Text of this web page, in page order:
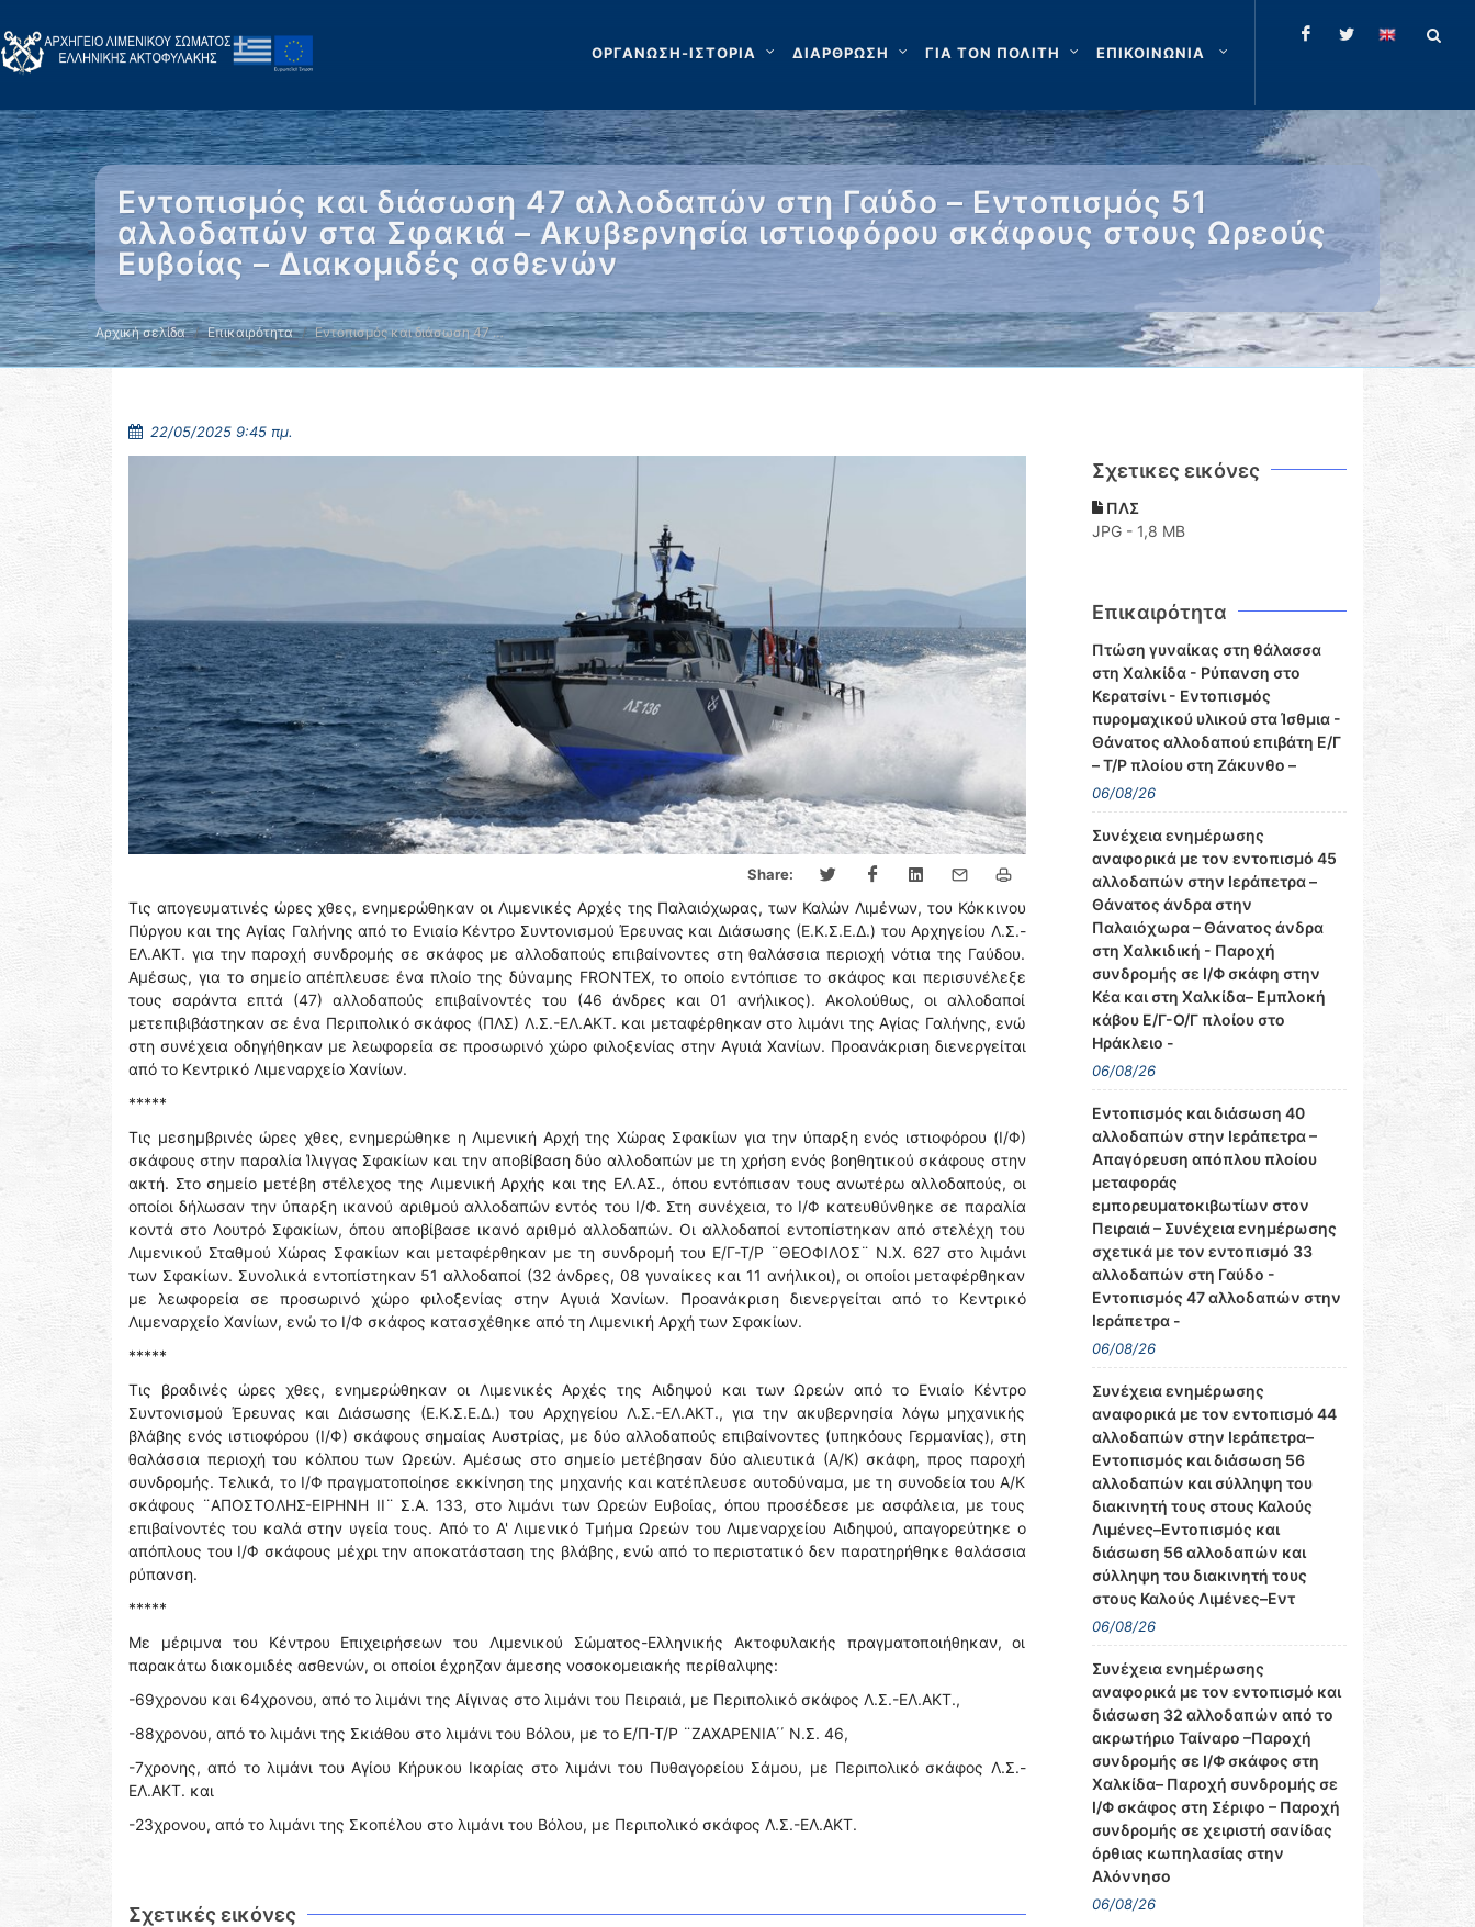
ΟΡΓΑΝΩΣΗ-ΙΣΤΟΡΙΑ ΔΙΑΡΘΡΩΣΗ ΓΙΑ ΤΟΝ ΠΟΛΙΤΗ ΕΠΙΚΟΙΝΩΝΙΑ
Εντοπισμός και διάσωση 47 αλλοδαπών στη Γαύδο – Εντοπισμός 51
αλλοδαπών στα Σφακιά – Ακυβερνησία ιστιοφόρου σκάφους στους Ωρεούς
Ευβοίας – Διακομιδές ασθενών
Αρχική σελίδα Επικαιρότητα Εντοπισμός και διάσωση 47 …
22/05/2025 9:45 πμ.
Share:
Τις απογευματινές ώρες χθες, ενημερώθηκαν οι Λιμενικές Αρχές της Παλαιόχωρας, των Καλών Λιμένων, του Κόκκινου
Πύργου και της Αγίας Γαλήνης από το Ενιαίο Κέντρο Συντονισμού Έρευνας και Διάσωσης (Ε.Κ.Σ.Ε.Δ.) του Αρχηγείου Λ.Σ.-
ΕΛ.ΑΚΤ. για την παροχή συνδρομής σε σκάφος με αλλοδαπούς επιβαίνοντες στη θαλάσσια περιοχή νότια της Γαύδου.
Αμέσως, για το σημείο απέπλευσε ένα πλοίο της δύναμης FRONTEX, το οποίο εντόπισε το σκάφος και περισυνέλεξε
τους σαράντα επτά (47) αλλοδαπούς επιβαίνοντές του (46 άνδρες και 01 ανήλικος). Ακολούθως, οι αλλοδαποί
μετεπιβιβάστηκαν σε ένα Περιπολικό σκάφος (ΠΛΣ) Λ.Σ.-ΕΛ.ΑΚΤ. και μεταφέρθηκαν στο λιμάνι της Αγίας Γαλήνης, ενώ
στη συνέχεια οδηγήθηκαν με λεωφορεία σε προσωρινό χώρο φιλοξενίας στην Αγυιά Χανίων. Προανάκριση διενεργείται
από το Κεντρικό Λιμεναρχείο Χανίων.
*****
Τις μεσημβρινές ώρες χθες, ενημερώθηκε η Λιμενική Αρχή της Χώρας Σφακίων για την ύπαρξη ενός ιστιοφόρου (Ι/Φ)
σκάφους στην παραλία Ίλιγγας Σφακίων και την αποβίβαση δύο αλλοδαπών με τη χρήση ενός βοηθητικού σκάφους στην
ακτή. Στο σημείο μετέβη στέλεχος της Λιμενική Αρχής και της ΕΛ.ΑΣ., όπου εντόπισαν τους ανωτέρω αλλοδαπούς, οι
οποίοι δήλωσαν την ύπαρξη ικανού αριθμού αλλοδαπών εντός του Ι/Φ. Στη συνέχεια, το Ι/Φ κατευθύνθηκε σε παραλία
κοντά στο Λουτρό Σφακίων, όπου αποβίβασε ικανό αριθμό αλλοδαπών. Οι αλλοδαποί εντοπίστηκαν από στελέχη του
Λιμενικού Σταθμού Χώρας Σφακίων και μεταφέρθηκαν με τη συνδρομή του Ε/Γ-Τ/Ρ ¨ΘΕΟΦΙΛΟΣ¨ Ν.Χ. 627 στο λιμάνι
των Σφακίων. Συνολικά εντοπίστηκαν 51 αλλοδαποί (32 άνδρες, 08 γυναίκες και 11 ανήλικοι), οι οποίοι μεταφέρθηκαν
με λεωφορεία σε προσωρινό χώρο φιλοξενίας στην Αγυιά Χανίων. Προανάκριση διενεργείται από το Κεντρικό
Λιμεναρχείο Χανίων, ενώ το Ι/Φ σκάφος κατασχέθηκε από τη Λιμενική Αρχή των Σφακίων.
*****
Τις βραδινές ώρες χθες, ενημερώθηκαν οι Λιμενικές Αρχές της Αιδηψού και των Ωρεών από το Ενιαίο Κέντρο
Συντονισμού Έρευνας και Διάσωσης (Ε.Κ.Σ.Ε.Δ.) του Αρχηγείου Λ.Σ.-ΕΛ.ΑΚΤ., για την ακυβερνησία λόγω μηχανικής
βλάβης ενός ιστιοφόρου (Ι/Φ) σκάφους σημαίας Αυστρίας, με δύο αλλοδαπούς επιβαίνοντες (υπηκόους Γερμανίας), στη
θαλάσσια περιοχή του κόλπου των Ωρεών. Αμέσως στο σημείο μετέβησαν δύο αλιευτικά (Α/Κ) σκάφη, προς παροχή
συνδρομής. Τελικά, το Ι/Φ πραγματοποίησε εκκίνηση της μηχανής και κατέπλευσε αυτοδύναμα, με τη συνοδεία του Α/Κ
σκάφους ¨ΑΠΟΣΤΟΛΗΣ-ΕΙΡΗΝΗ ΙΙ¨ Σ.Α. 133, στο λιμάνι των Ωρεών Ευβοίας, όπου προσέδεσε με ασφάλεια, με τους
επιβαίνοντές του καλά στην υγεία τους. Από το Α' Λιμενικό Τμήμα Ωρεών του Λιμεναρχείου Αιδηψού, απαγορεύτηκε ο
απόπλους του Ι/Φ σκάφους μέχρι την αποκατάσταση της βλάβης, ενώ από το περιστατικό δεν παρατηρήθηκε θαλάσσια
ρύπανση.
*****
Με μέριμνα του Κέντρου Επιχειρήσεων του Λιμενικού Σώματος-Ελληνικής Ακτοφυλακής πραγματοποιήθηκαν, οι
παρακάτω διακομιδές ασθενών, οι οποίοι έχρηζαν άμεσης νοσοκομειακής περίθαλψης:
-69χρονου και 64χρονου, από το λιμάνι της Αίγινας στο λιμάνι του Πειραιά, με Περιπολικό σκάφος Λ.Σ.-ΕΛ.ΑΚΤ.,
-88χρονου, από το λιμάνι της Σκιάθου στο λιμάνι του Βόλου, με το Ε/Π-Τ/Ρ ¨ΖΑΧΑΡΕΝΙΑ΄΄ Ν.Σ. 46,
-7χρονης, από το λιμάνι του Αγίου Κήρυκου Ικαρίας στο λιμάνι του Πυθαγορείου Σάμου, με Περιπολικό σκάφος Λ.Σ.-
ΕΛ.ΑΚΤ. και
-23χρονου, από το λιμάνι της Σκοπέλου στο λιμάνι του Βόλου, με Περιπολικό σκάφος Λ.Σ.-ΕΛ.ΑΚΤ.
Σχετικές εικόνες
Σχετικες εικόνες
ΠΛΣ
JPG - 1,8 MB
Επικαιρότητα
Πτώση γυναίκας στη θάλασσα
στη Χαλκίδα - Ρύπανση στο
Κερατσίνι - Εντοπισμός
πυρομαχικού υλικού στα Ίσθμια -
Θάνατος αλλοδαπού επιβάτη Ε/Γ
– Τ/Ρ πλοίου στη Ζάκυνθο –
06/08/26
Συνέχεια ενημέρωσης
αναφορικά με τον εντοπισμό 45
αλλοδαπών στην Ιεράπετρα –
Θάνατος άνδρα στην
Παλαιόχωρα – Θάνατος άνδρα
στη Χαλκιδική - Παροχή
συνδρομής σε Ι/Φ σκάφη στην
Κέα και στη Χαλκίδα– Εμπλοκή
κάβου Ε/Γ-Ο/Γ πλοίου στο
Ηράκλειο -
06/08/26
Εντοπισμός και διάσωση 40
αλλοδαπών στην Ιεράπετρα –
Απαγόρευση απόπλου πλοίου
μεταφοράς
εμπορευματοκιβωτίων στον
Πειραιά – Συνέχεια ενημέρωσης
σχετικά με τον εντοπισμό 33
αλλοδαπών στη Γαύδο -
Εντοπισμός 47 αλλοδαπών στην
Ιεράπετρα -
06/08/26
Συνέχεια ενημέρωσης
αναφορικά με τον εντοπισμό 44
αλλοδαπών στην Ιεράπετρα–
Εντοπισμός και διάσωση 56
αλλοδαπών και σύλληψη του
διακινητή τους στους Καλούς
Λιμένες–Εντοπισμός και
διάσωση 56 αλλοδαπών και
σύλληψη του διακινητή τους
στους Καλούς Λιμένες–Εντ
06/08/26
Συνέχεια ενημέρωσης
αναφορικά με τον εντοπισμό και
διάσωση 32 αλλοδαπών από το
ακρωτήριο Ταίναρο –Παροχή
συνδρομής σε Ι/Φ σκάφος στη
Χαλκίδα– Παροχή συνδρομής σε
Ι/Φ σκάφος στη Σέριφο – Παροχή
συνδρομής σε χειριστή σανίδας
όρθιας κωπηλασίας στην
Αλόννησο
06/08/26